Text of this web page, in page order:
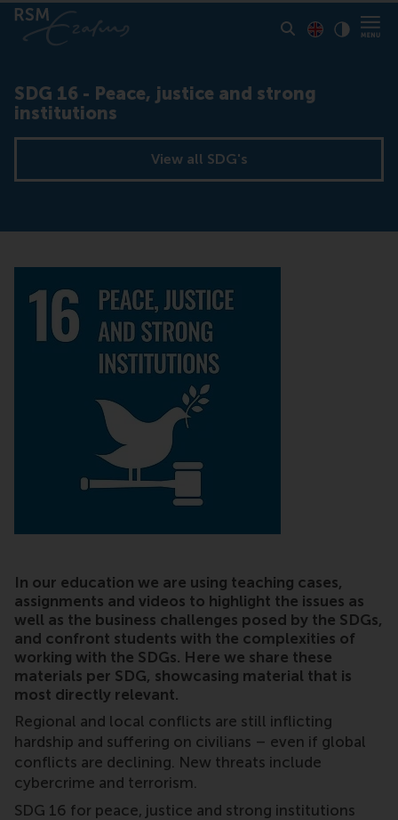
SDG 16 - Peace, justice and strong
institutions
View all SDG's
In our education we are using teaching cases,
assignments and videos to highlight the issues as
well as the business challenges posed by the SDGs,
and confront students with the complexities of
working with the SDGs. Here we share these
materials per SDG, showcasing material that is
most directly relevant.
Regional and local conflicts are still inflicting
hardship and suffering on civilians – even if global
conflicts are declining. New threats include
cybercrime and terrorism.
SDG 16 for peace, justice and strong institutions